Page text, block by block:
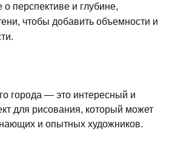
перспективе и глубине,
чтобы добавить объемности и
города — это интересный и
для рисования, который может
и опытных художников.